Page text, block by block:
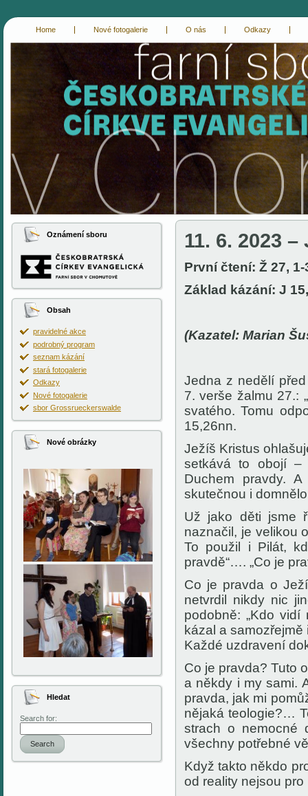
Home Nové fotogalerie O nás Odkazy
Oznámení sboru
Obsah
pravidelné akce
podrobný program
seznam kázání
stará fotogalerie
Odkazy
Nové fotogalerie
sbor Grossrueckerswalde
Nové obrázky
Hledat
Search for:
Search
11. 6. 2023 –
První čtení: Ž 27, 1-
Základ kázání: J
(Kazatel: Marian
Jedna z nedělí
7. verše žalmu 27.:
svatého. Tomu
15,26nn.
Ježíš Kristus
setkává to obojí –
Duchem pravdy.
skutečnou i
Už jako děti jsme
naznačil, je velikou
To použil i Pilát,
pravdě“…. „Co je
Co je pravda o
netvrdil nikdy nic
podobně: „Kdo
kázal a
Každé uzdravení
Co je pravda? Tuto
a někdy i my sami.
pravda, jak mi
nějaká teologie?…
strach o nemocné
všechny potřebné
Když takto někdo
od reality nejsou